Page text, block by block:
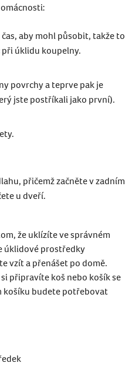
aby mohl působit, takže to
úklidu koupelny.
povrchy a teprve pak je
jste postříkali jako první).
přičemž začněte v zadním
u dveří.
že uklízíte ve správném
úklidové prostředky
vzít a přenášet po domě.
připravíte koš nebo košík se
košíku budete potřebovat